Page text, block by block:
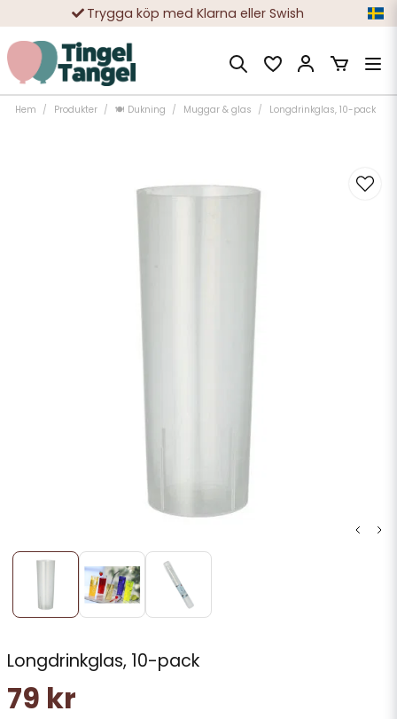
Trygga köp med Klarna eller Swish
10 000-tals nöjda kunder
Hem Produkter 🍽️ Dukning Muggar & glas Longdrinkglas, 10-pack
Longdrinkglas, 10-pack
79 kr